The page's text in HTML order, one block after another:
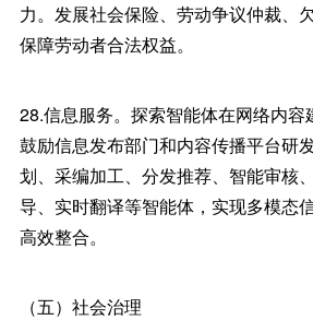
力。发展社会保险、劳动争议仲裁、
保障劳动者合法权益。
28.信息服务。探索智能体在网络内容
鼓励信息发布部门和内容传播平台研
划、采编加工、分发推荐、智能审核
导、实时翻译等智能体，实现多模态
高效整合。
（五）社会治理